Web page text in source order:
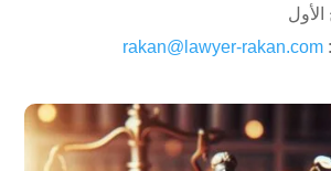
rakan@lawyer-rakan.com